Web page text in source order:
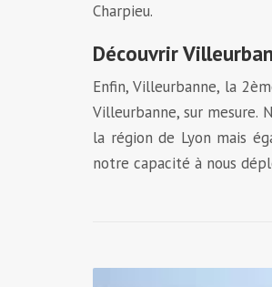
Charpieu.
Découvrir
Enfin, Villeurbanne, la
Villeurbanne, sur mesure.
la région de Lyon mais
notre capacité à nous